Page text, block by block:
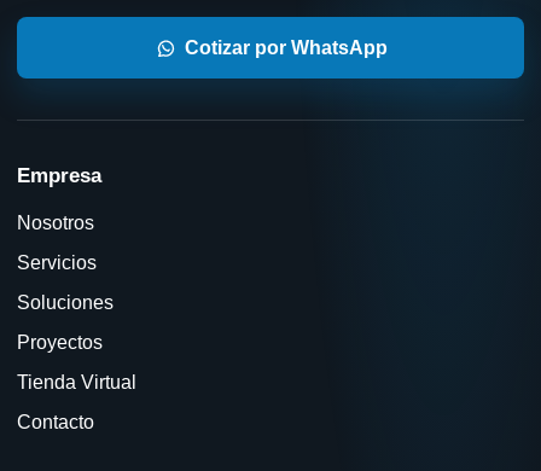
Cotizar por WhatsApp
Empresa
Nosotros
Servicios
Soluciones
Proyectos
Tienda Virtual
Contacto